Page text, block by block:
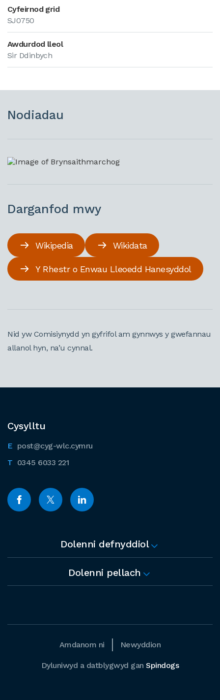
Cyfeirnod grid
SJ0750
Awdurdod lleol
Sir Ddinbych
Nodiadau
Darganfod mwy
Wikipedia Wikidata
Y Rhestr o Enwau Lleoedd Hanesyddol
Nid yw Comisiynydd yn gyfrifol am gynnwys y gwefannau
allanol hyn, na’u cynnal.
Cysylltu
post@cyg-wlc.cymru
0345 6033 221
Dolenni defnyddiol
Dolenni pellach
Amdanom ni Newyddion
Dyluniwyd a datblygwyd ganSpindogs